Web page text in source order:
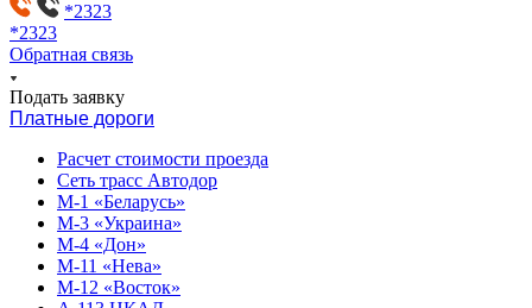
*2323
*2323
Обратная связь
Подать заявку
Платные дороги
Расчет стоимости проезда
Сеть трасс Автодор
М-1 «Беларусь»
М-3 «Украина»
М-4 «Дон»
М-11 «Нева»
М-12 «Восток»